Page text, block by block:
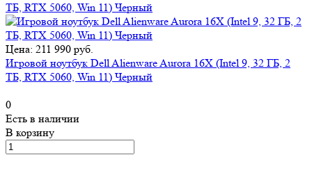
Цена: 211 990 руб.
Игровой ноутбук Dell Alienware Aurora 16X (Intel 9, 32 ГБ, 2
ТБ, RTX 5060, Win 11) Черный
0
Есть в наличии
В корзину